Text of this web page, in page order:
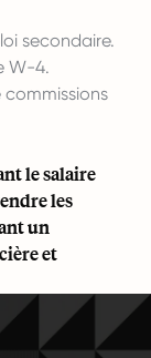
secondaire.
W-4.
le salaire
les
un
et